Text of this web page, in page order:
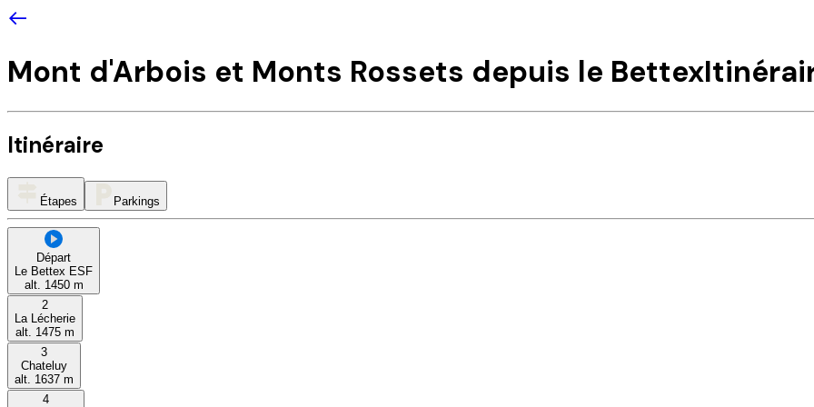
Mont d'Arbois et Monts Rossets depuis le Bettex
Itinéraire
Étapes Parkings
Départ
Le Bettex ESF
alt. 1450m
2
La Lécherie
alt. 1475 m
3
Chateluy
alt. 1637 m
4